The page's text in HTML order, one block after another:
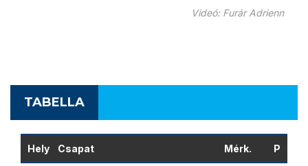
Videó: Furár Adrienn
TABELLA
Hely Csapat Mérk. P